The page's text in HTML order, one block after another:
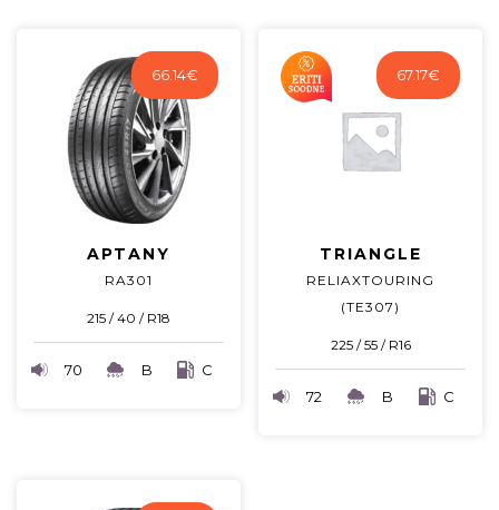
66.14€
APTANY
RA301
215 / 40 / R18
70 B C
67.17€
TRIANGLE
RELIAXTOURING
(TE307)
225 / 55 / R16
72 B C